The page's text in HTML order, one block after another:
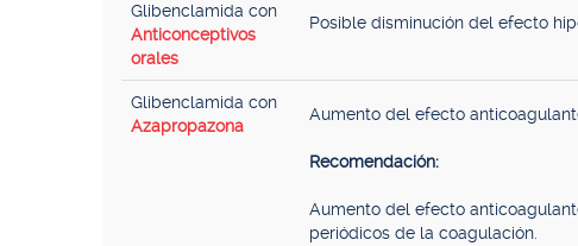
Glibenclamida con
Anticonceptivos
orales
Posible disminución del efecto
Glibenclamida con
Azapropazona
Aumento del efecto
Recomendación:
Aumento del efecto
periódicos de la coagulación.